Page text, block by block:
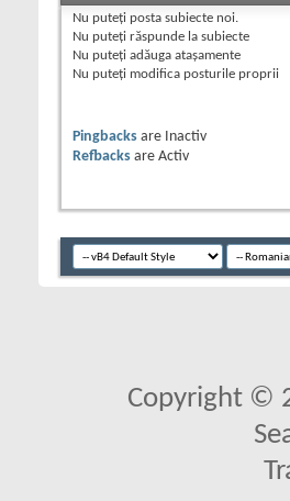
Nu puteţi posta subiecte noi.
Nu puteţi răspunde la subiecte
Nu puteţi adăuga ataşamente
Nu puteţi modifica posturile proprii
Pingbacks are
Inactiv
Refbacks are Activ
Copyright ©